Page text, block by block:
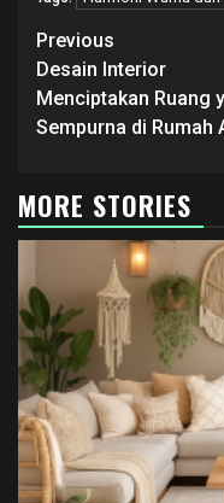
Continue
Reading
Previous
Desain Interior
Menciptakan Ruang
Sempurna di Rumah
MORE STORIES